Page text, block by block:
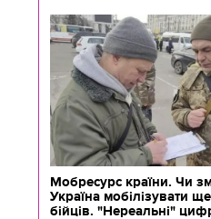
Мобресурс країни. Чи
Україна мобілізувати
бійців. "Нереальні"